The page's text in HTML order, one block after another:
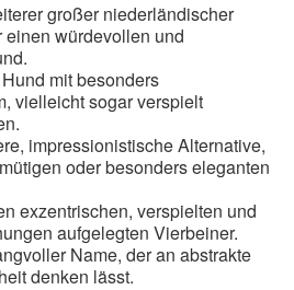
großer niederländischer
einen würdevollen und
mit besonders
vielleicht sogar verspielt
impressionistische Alternative,
oder besonders eleganten
exzentrischen, verspielten und
aufgelegten Vierbeiner.
Name, der an abstrakte
denken lässt.